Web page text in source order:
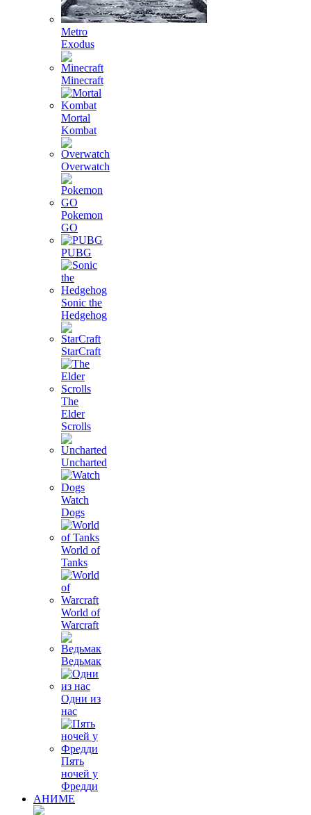
Metro
Exodus
Minecraft
Mortal
Kombat
Overwatch
Pokemon
GO
PUBG
Sonic the
Hedgehog
StarCraft
The
Elder
Scrolls
Uncharted
Watch
Dogs
World of
Tanks
World of
Warcraft
Ведьмак
Одни из
нас
Пять
ночей у
Фредди
АНИМЕ